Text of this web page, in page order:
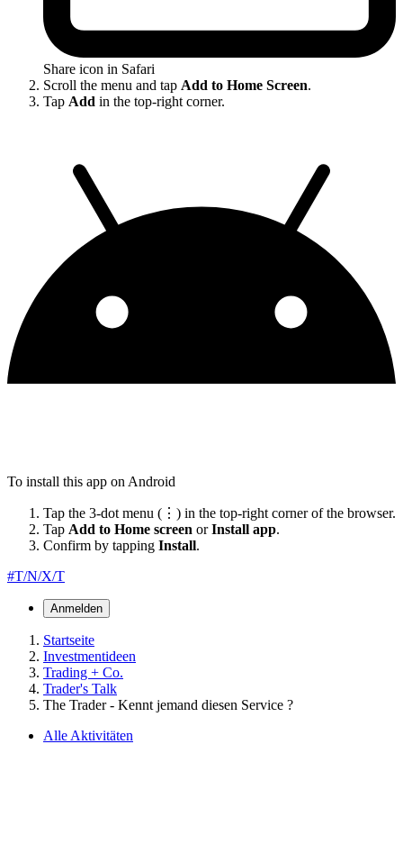
Share icon in Safari
Scroll the menu and tap Add to Home Screen.
Tap Add in the top-right corner.
To install this app on Android
Tap the 3-dot menu (⋮) in the top-right corner of the browser.
Tap Add to Home screen orInstall app.
Confirm by tapping Install.
#T/N/X/T
Anmelden
Startseite
Investmentideen
Trading + Co.
Trader's Talk
The Trader - Kennt jemand diesen Service ?
Alle Aktivitäten